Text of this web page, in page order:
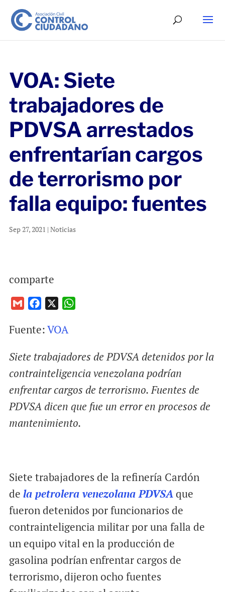
VOA: Siete
trabajadores de
PDVSA arrestados
enfrentarían cargos
de terrorismo por
falla equipo: fuentes
Sep 27, 2021 | Noticias
comparte
a
l
c
b
o
k
s
p
Fuente:VOA
Siete trabajadores de PDVSA detenidos por la
contrainteligencia venezolana podrían
enfrentar cargos de terrorismo. Fuentes de
PDVSA dicen que fue un error en procesos de
mantenimiento.
Siete trabajadores de la refinería Cardón
de la petrolera venezolana PDVSAque
fueron detenidos por funcionarios de
contrainteligencia militar por una falla de
un equipo vital en la producción de
gasolina podrían enfrentar cargos de
terrorismo, dijeron ocho fuentes